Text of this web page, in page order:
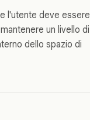
l'utente deve essere
un livello di
dello spazio di